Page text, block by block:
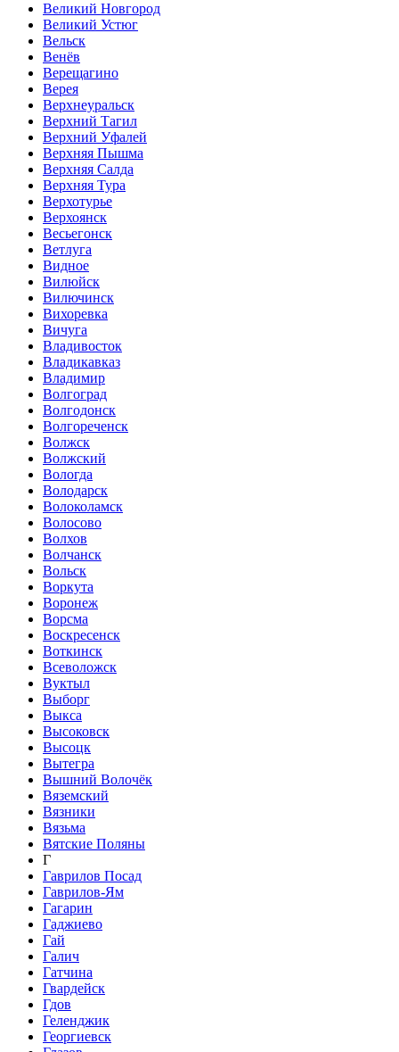
Великий Новгород
Великий Устюг
Вельск
Венёв
Верещагино
Верея
Верхнеуральск
Верхний Тагил
Верхний Уфалей
Верхняя Пышма
Верхняя Салда
Верхняя Тура
Верхотурье
Верхоянск
Весьегонск
Ветлуга
Видное
Вилюйск
Вилючинск
Вихоревка
Вичуга
Владивосток
Владикавказ
Владимир
Волгоград
Волгодонск
Волгореченск
Волжск
Волжский
Вологда
Володарск
Волоколамск
Волосово
Волхов
Волчанск
Вольск
Воркута
Воронеж
Ворсма
Воскресенск
Воткинск
Всеволожск
Вуктыл
Выборг
Выкса
Высоковск
Высоцк
Вытегра
Вышний Волочёк
Вяземский
Вязники
Вязьма
Вятские Поляны
Г
Гаврилов Посад
Гаврилов-Ям
Гагарин
Гаджиево
Гай
Галич
Гатчина
Гвардейск
Гдов
Геленджик
Георгиевск